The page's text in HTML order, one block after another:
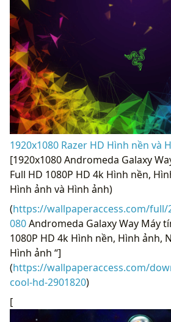
1920x1080 Razer HD Hình nền và
[1920x1080 Andromeda Galaxy
Full HD 1080P HD 4k Hình nền,
Hình ảnh và Hình ảnh)
(https://wallpaperaccess.com/full/
080Andromeda Galaxy Way Máy
1080P HD 4k Hình nền, Hình ảnh,
Hình ảnh “]
(https://wallpaperaccess.com/
cool-hd-2901820)
[